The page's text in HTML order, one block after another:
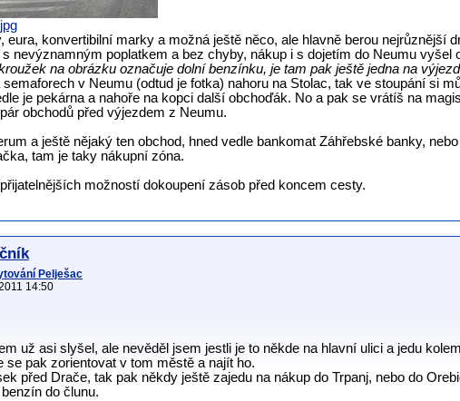
eura, konvertibilní marky a možná ještě něco, ale hlavně berou nejrůznější
s nevýznamným poplatkem a bez chyby, nákup i s dojetím do Neumu vyšel
na obrázku označuje dolní benzínku, je tam pak ještě jedna na
v Neumu (odtud je fotka) nahoru na Stolac, tak ve stoupání si
je pekárna a nahoře na kopci další obchoďák. No a pak se vrátíš na
obchodů před výjezdem z Neumu.
a ještě nějaký ten obchod, hned vedle bankomat Záhřebské banky,
tam je taky nákupní zóna.
možností dokoupení zásob před koncem cesty.
Pelješac
14:50
už asi slyšel, ale nevěděl jsem jestli je to někde na hlavní ulici a jedu
se pak zorientovat v tom městě a najít ho.
před Drače, tak pak někdy ještě zajedu na nákup do Trpanj, nebo do
do člunu.